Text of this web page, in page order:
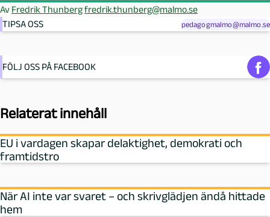
Av Fredrik Thunbergfredrik.thunberg@malmo.se
TIPSA OSS
pedagogmalmo@malmo.se
FÖLJ OSS PÅ FACEBOOK
Relaterat innehåll
EU i vardagen skapar delaktighet, demokrati och
framtidstro
När AI inte var svaret – och skrivglädjen ändå hittade
hem